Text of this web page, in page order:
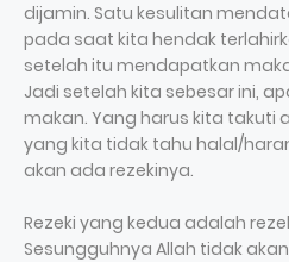
dijamin. Satu kesulitan
pada saat kita hendak
setelah itu mendapatkan
Jadi setelah kita sebesar ini,
makan. Yang harus kita takuti
yang kita tidak tahu halal/
akan ada rezekinya.
Rezeki yang kedua adalah
Sesungguhnya Allah tidak